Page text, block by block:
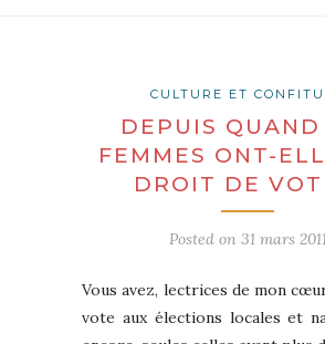
CULTURE ET
DEPUIS QUAND
FEMMES ONT-
DROIT DE
Posted on 31 mars 2011
Vous avez, lectrices de mon
vote aux élections locales et